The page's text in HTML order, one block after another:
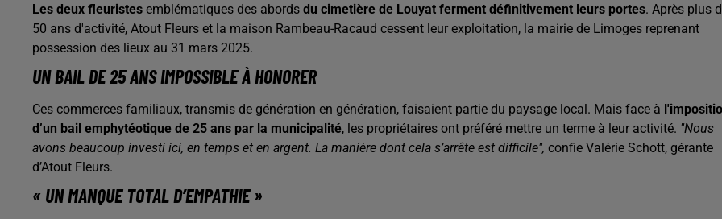
Les deux fleuristes emblématiques des abords du cimetière de Louyat ferment définitivement leurs portes. Après plus
50 ans d'activité, Atout Fleurs et la maison Rambeau-Racaud cessent leur exploitation, la mairie de Limoges reprenant
possession des lieux au 31 mars 2025.
UN BAIL DE 25 ANS IMPOSSIBLE À HONORER
Ces commerces familiaux, transmis de génération en génération, faisaient partie du paysage local. Mais face à
d’un bail emphytéotique de 25 ans par la municipalité, les propriétaires ont préféré mettre un terme à leur activité. "Nous
avons beaucoup investi ici, en temps et en argent. La manière dont cela s’arrête est difficile", confie Valérie Schott, gérante
d’Atout Fleurs.
« UN MANQUE TOTAL D’EMPATHIE »